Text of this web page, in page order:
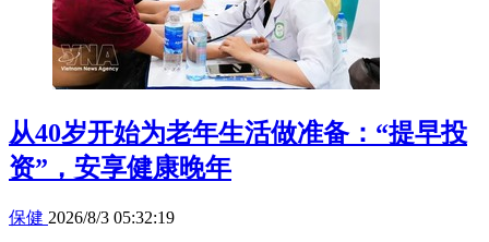
从40岁开始为老年生活做准备：“提早投
资”，安享健康晚年
保健 2026/8/3 05:32:19